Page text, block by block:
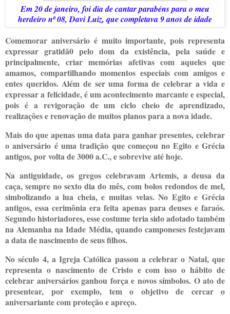
Em 20 de janeiro, foi dia de cantar parabéns para o meu
herdeiro nª 08, Davi Luiz, que completava 9 anos de idade
Comemorar aniversário é muito importante, pois representa
expressar gratidã0 pelo dom da existência, pela saúde e
principalmente, criar memórias afetivas com aqueles que
amamos, compartilhando momentos especiais com amigos e
entes queridos. Além de ser uma forma de celebrar a vida e
expressar a felicidade, é um acontecimento marcante e especial,
pois é a revigoração de um ciclo cheio de aprendizado,
realizações e renovação de muitos planos para a nova idade.
Mais do que apenas uma data para ganhar presentes, celebrar
o aniversário é uma tradição que começou no Egito e Grécia
antigos, por volta de 3000 a.C., e sobrevive até hoje.
Na antiguidade, os gregos celebravam Artemis, a deusa da
caça, sempre no sexto dia do mês, com bolos redondos de mel,
simbolizando a lua cheia, e muitas velas. No Egito e Grécia
antigos, essa cerimônia era feita apenas para deuses e faraós.
Segundo historiadores, esse costume teria sido adotado também
na Alemanha na Idade Média, quando camponeses festejavam
a data de nascimento de seus filhos.
No século 4, a Igreja Católica passou a celebrar o Natal, que
representa o nascimento de Cristo e com isso o hábito de
celebrar aniversários ganhou força e novos símbolos. O ato de
presentear, por exemplo, tem o objetivo de cercar o
aniversariante com proteção e apreço.